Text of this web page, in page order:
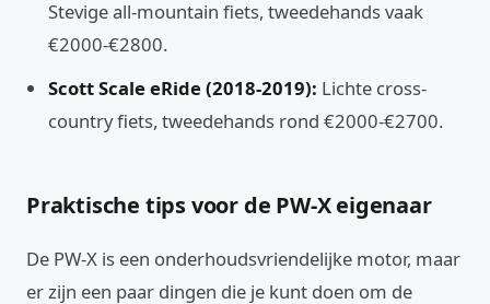
Stevige all-mountain fiets, tweedehands vaak
€2000-€2800.
Scott Scale eRide (2018-2019): Lichte cross-
country fiets, tweedehands rond €2000-€2700.
Praktische tips voor de PW-X eigenaar
De PW-X is een onderhoudsvriendelijke motor, maar
er zijn een paar dingen die je kunt doen om de